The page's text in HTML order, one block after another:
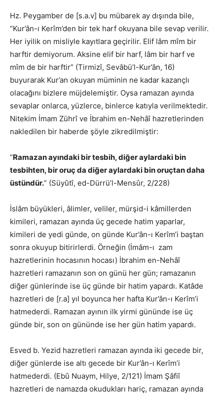
Hz. Peygamber de [s.a.v] bu mübarek ay dışında bile,
“Kur’ân-ı Kerîm’den bir tek harf okuyana bile sevap verilir.
Her iyilik on misliyle kayıtlara geçirilir. Elif lâm mîm bir
harftir demiyorum. Aksine elif bir harf, lâm bir harf ve
mîm de bir harftir” (Tirmizî, Sevâbü’l-Kur’ân, 16)
buyurarak Kur’an okuyan müminin ne kadar kazançlı
olacağını bizlere müjdelemiştir. Oysa ramazan ayında
sevaplar onlarca, yüzlerce, binlerce katıyla verilmektedir.
Nitekim İmam Zührî ve İbrahim en-Nehâî hazretlerinden
nakledilen bir haberde şöyle zikredilmiştir:
“Ramazan ayındaki bir tesbih, diğer aylardaki bin
tesbihten, bir oruç da diğer aylardaki bin oruçtan daha
üstündür.” (Süyûtî, ed-Dürrü’l-Mensûr, 2/228)
İslâm büyükleri, âlimler, veliler, mürşid-i kâmillerden
kimileri, ramazan ayında üç gecede hatim yaparlar,
kimileri de yedi günde, on günde Kur’ân-ı Kerîm’i baştan
sonra okuyup bitirirlerdi. Örneğin (İmâm-ı zam
hazretlerinin hocasının hocası) İbrahim en-Nehâî
hazretleri ramazanın son on günü her gün; ramazanın
diğer günlerinde ise üç günde bir hatim yapardı. Katâde
hazretleri de [r.a] yıl boyunca her hafta Kur’ân-ı Kerîm’i
hatmederdi. Ramazan ayının ilk yirmi gününde ise üç
günde bir, son on gününde ise her gün hatim yapardı.
Esved b. Yezid hazretleri ramazan ayında iki gecede bir,
diğer günlerde ise altı gecede bir Kur’ân-ı Kerîm’i
hatmederdi. (Ebû Nuaym, Hilye, 2/121) İmam Şâfiî
hazretleri de namazda okudukları hariç, ramazan ayında